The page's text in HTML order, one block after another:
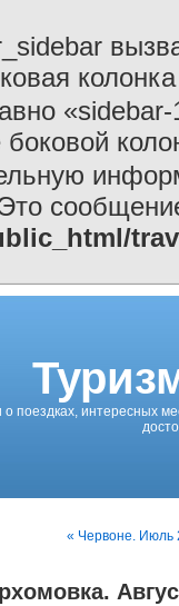
о поездках, интересных
« Червоне. Июль